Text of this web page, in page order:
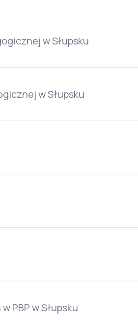
w Słupsku
w Słupsku
PBP w Słupsku